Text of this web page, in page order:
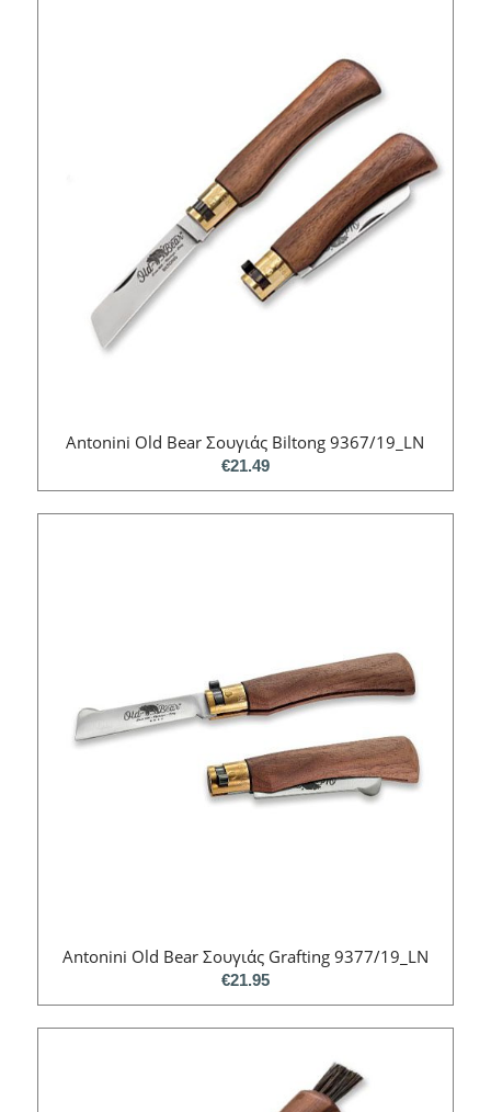
Antonini Old Bear Σουγιάς Biltong 9367/19_LN
€21.49
Antonini Old Bear Σουγιάς Grafting 9377/19_LN
€21.95